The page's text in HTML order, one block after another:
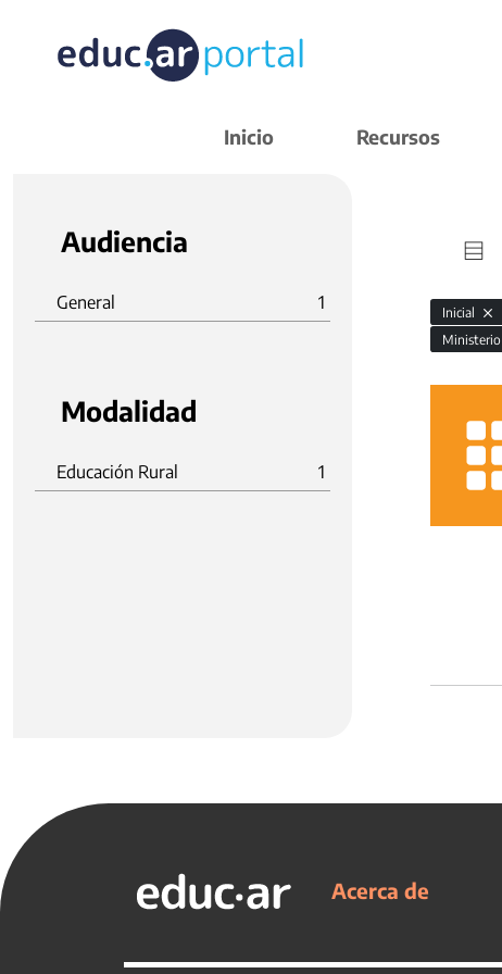
Inicio Recursos
Audiencia
General 1
Modalidad
Educación Rural 1
Inicial
Ministerio
Acerca de